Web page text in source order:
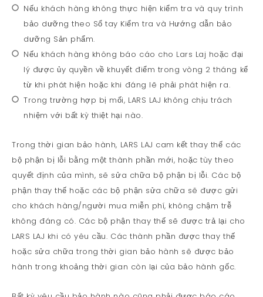
Nếu khách hàng không thực hiện kiểm tra và quy trình
bảo dưỡng theo Sổ tay Kiểm tra và Hướng dẫn bảo
dưỡng Sản phẩm.
Nếu khách hàng không báo cáo cho Lars Laj hoặc đại
lý được ủy quyền về khuyết điểm trong vòng 2 tháng kể
từ khi phát hiện hoặc khi đáng lẽ phải phát hiện ra.
Trong trường hợp bị mối, LARS LAJ không chịu trách
nhiệm với bất kỳ thiệt hại nào.
Trong thời gian bảo hành, LARS LAJ cam kết thay thế các
bộ phận bị lỗi bằng một thành phần mới, hoặc tùy theo
quyết định của mình, sẽ sửa chữa bộ phận bị lỗi. Các bộ
phận thay thế hoặc các bộ phận sửa chữa sẽ được gửi
cho khách hàng/người mua miễn phí, không chậm trễ
không đáng có. Các bộ phận thay thế sẽ được trả lại cho
LARS LAJ khi có yêu cầu. Các thành phần được thay thế
hoặc sửa chữa trong thời gian bảo hành sẽ được bảo
hành trong khoảng thời gian còn lại của bảo hành gốc.